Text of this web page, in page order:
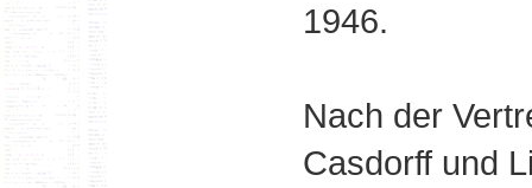
1946.
Nach der
Casdorff und